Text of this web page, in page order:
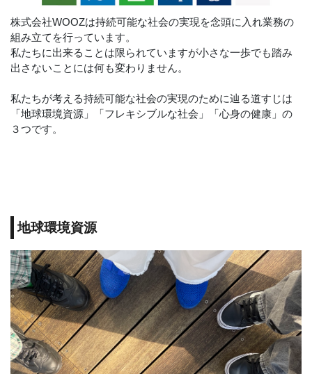
株式会社WOOZは持続可能な社会の実現を念頭に入れ業務の
組み立てを行っています。
私たちに出来ることは限られていますが小さな一歩でも踏み
出さないことには何も変わりません。
私たちが考える持続可能な社会の実現のために辿る道すじは
「地球環境資源」「フレキシブルな社会」「心身の健康」の
３つです。
地球環境資源